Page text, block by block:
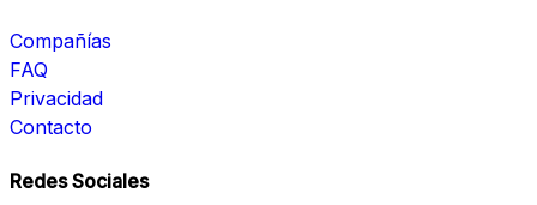
Compañías
FAQ
Privacidad
Contacto
Redes Sociales